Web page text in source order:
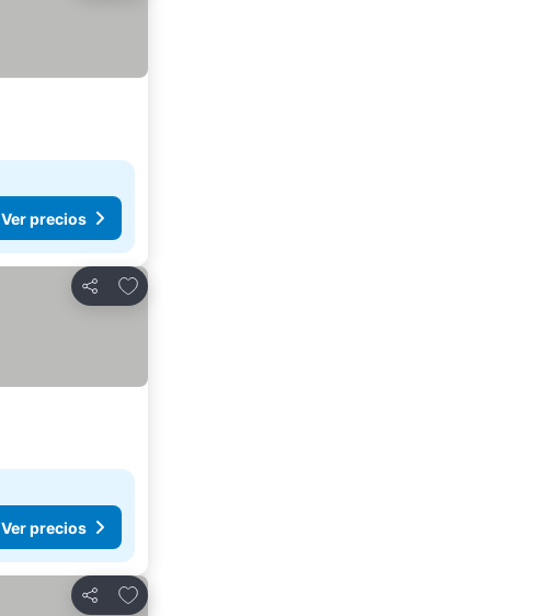
Ver precios
Compartir
Añadir a favoritos
Ver precios
Compartir
Añadir a favoritos